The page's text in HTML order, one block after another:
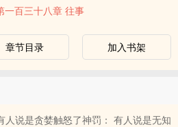
一百三十八章 往事
章节目录 加入书架
人说是贪婪触怒了神罚： 有人说是无知